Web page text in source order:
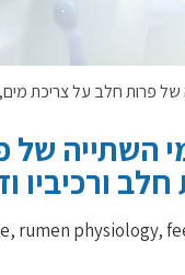
פרות חלב על צריכת מים,
השתייה של
ורכיביו
rumen physiology,